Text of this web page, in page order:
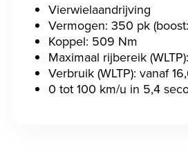
Vierwielaandrijving
Vermogen: 350 pk
Koppel: 509 Nm
Maximaal rijbereik
Verbruik (WLTP): vanaf
0 tot 100 km/u in 5,4